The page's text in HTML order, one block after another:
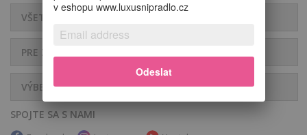
VŠETKO O NÁKUPE
PRE ZÁKAZNÍKOV
VÝBER SPODNÉHO PRÁDLA
SPOJTE SA S NAMI
v eshopu www.luxusnipradlo.cz
Odeslat